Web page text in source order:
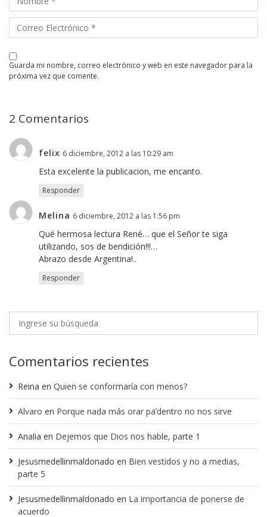
guarda mi nombre, correo electrónico y web en este navegador para la
próxima vez que comente.
2 Comentarios
felix 6 diciembre, 2012 a las 10:29 am
Esta excelente la publicacion, me encanto.
Responder
Melina 6 diciembre, 2012 a las 1:56 pm
Qué hermosa lectura René… que el Señor te siga
utilizando, sos de bendición!!!…
Abrazo desde Argentina!..
Responder
Comentarios recientes
Reina en Quien se conformaría con menos?
Alvaro en Porque nada más orar pa’dentro no nos sirve
Analia en Dejemos que Dios nos hable, parte 1
Jesusmedellinmaldonado en Bien vestidos y no a medias,
parte 5
Jesusmedellinmaldonado en La importancia de ponerse de
acuerdo